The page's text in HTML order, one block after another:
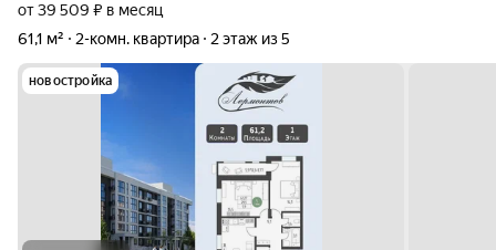
от 39 509 ₽ в месяц
61,1 м²
2-комн. квартира 2 этаж из 5
новостройка